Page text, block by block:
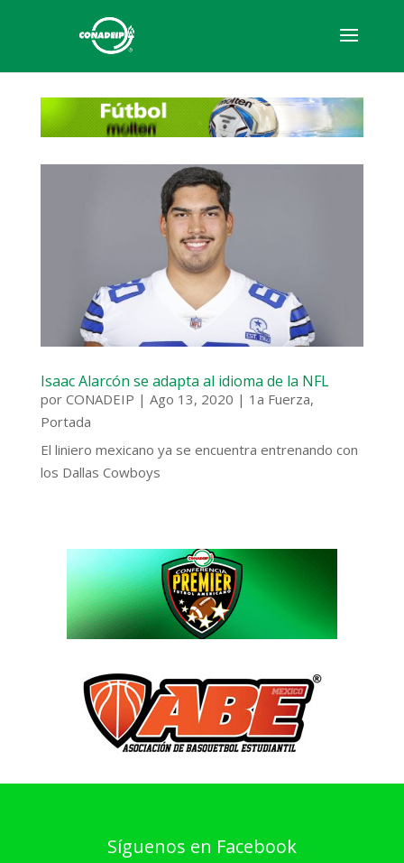
Isaac Alarcón se adapta al idioma de la NFL
por CONADEIP | Ago 13, 2020 | 1a Fuerza,
Portada
El liniero mexicano ya se encuentra entrenando con
los Dallas Cowboys
Síguenos en Facebook